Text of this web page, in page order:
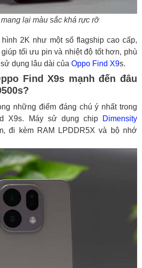
lại màu sắc khá rực rỡ
2K như một số flagship cao cấp,
tối ưu pin và nhiệt độ tốt hơn, phù
dụng lâu dài của Oppo Find X9s.
Find X9s mạnh đến đâu
những điểm đáng chú ý nhất trong
X9s. Máy sử dụng chip
Dimensity
đi kèm RAM LPDDR5X và bộ nhớ